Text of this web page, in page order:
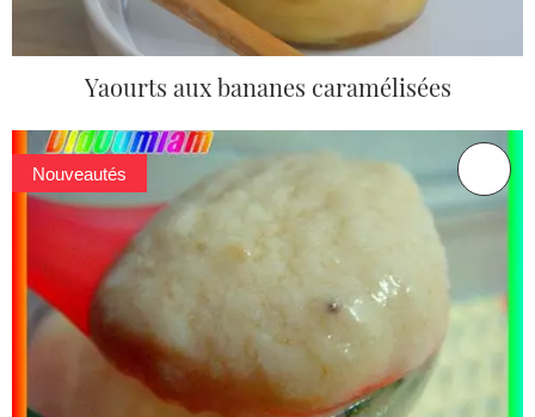
Yaourts aux bananes caramélisées
Nouveautés